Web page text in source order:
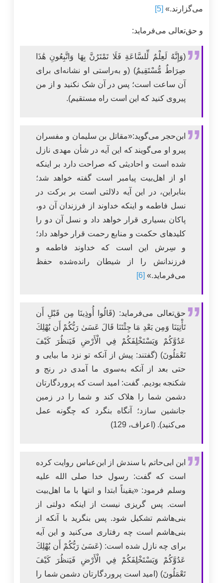
می‌گزارند.» [5]
و حق‌تعالی می‌فرماید:
(وَإِنَّهُ لَعِلْمٌ لِّلسَّاعَةِ فَلَا تَمْتَرُنَّ بِهَا وَاتَّبِعُونِ هَٰذَا
صِرَاطٌ مُّسْتَقِيمٌ) (و به‌راستی او نشانه‌ای برای
آن ساعت است؛ پس در آن شک نکنید و از من
پیروی کنید که این است راه مستقیم).
ابن‌حجر می‌گوید:«مقاتل بن سلیمان و مفسران
پیرو او می‌گویند که این آیه در شأن مهدی نازل
شده است و احادیثی که صراحت دارد بر اینکه
او از اهل‌بیت پیامبر است گفته خواهد شد؛
بنابراین، در این آیه دلالتی است بر برکت در
نسل فاطمه و اینکه خداوند از فرزندان آن دو،
پاکان بسیاری قرار خواهد داد و نسل آن دو را
کلیدهای حکمت و منابع رحمت قرار خواهد داد؛
و سِرش این است که خداوند فاطمه و
فرزندانش را از شیطان رانده‌شده حفظ
می‌فرماید.» [6]
حق‌تعالی می‌فرماید: (قَالُوا أُوذِينَا مِن قَبْلِ أَن
تَأْتِيَنَا وَمِن بَعْدِ مَا جِئْتَنَا قَالَ عَسَىٰ رَبُّكُمْ أَن يُهْلِكَ
عَدُوَّكُمْ وَيَسْتَخْلِفَكُمْ فِي الْأَرْضِ فَيَنظُرَ كَيْفَ
تَعْمَلُونَ) (گفتند: پیش از آنکه تو نزد ما بیایی و
حتی بعد از آنکه به‌سوی ما آمدی در رنج و
شکنجه بودیم. گفت: امید است که پروردگارتان
دشمن شما را هلاک کند و شما را در زمین
جانشین سازد؛ آنگاه بنگرد که چگونه عمل
می‌کنید). (اعراف، 129)
ابن ابی‌حاتم با سندش از ابن‌عباس روایت کرده
است که گفت: رسول خدا صلى الله عليه
وسلم فرمود: «یقیناً ابتدا و انتها با ما اهل‌بیت
است. پس گریزی نیست از اینکه دولتی از
بنی‌هاشم تشکیل شود. پس بنگرید با آنکه از
بنی‌هاشم است چه رفتاری می‌کنید و این آیه
برای چه نازل شده است: (عَسَىٰ رَبُّكُمْ أَن يُهْلِكَ
عَدُوَّكُمْ وَيَسْتَخْلِفَكُمْ فِي الْأَرْضِ فَيَنظُرَ كَيْفَ
تَعْمَلُونَ) (امید است پروردگارتان دشمن شما را